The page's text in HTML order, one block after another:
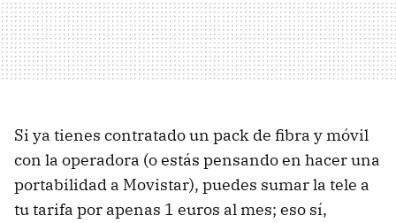
Si ya tienes contratado un pack de fibra y móvil
con la operadora (o estás pensando en hacer una
portabilidad a Movistar), puedes sumar la tele a
tu tarifa por apenas 1 euros al mes; eso sí,